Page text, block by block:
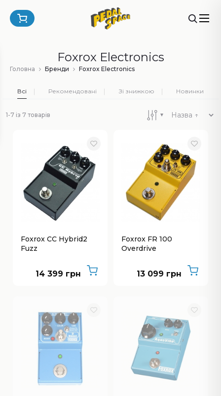
Foxrox Electronics
Головна Бренди Foxrox Electronics
Всі Рекомендовані Зі знижкою Новинки
1-7 із 7 товарів
Foxrox CC Hybrid2
Fuzz
14 399 грн
Foxrox FR 100
Overdrive
13 099 грн